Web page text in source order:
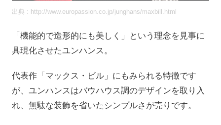
出典 : http://www.europassion.co.jp/junghans/maxbill.html
「機能的で造形的にも美しく」という理念を見事に
具現化させたユンハンス。
代表作「マックス・ビル」にもみられる特徴です
が、ユンハンスはバウハウス調のデザインを取り入
れ、無駄な装飾を省いたシンプルさが売りです。